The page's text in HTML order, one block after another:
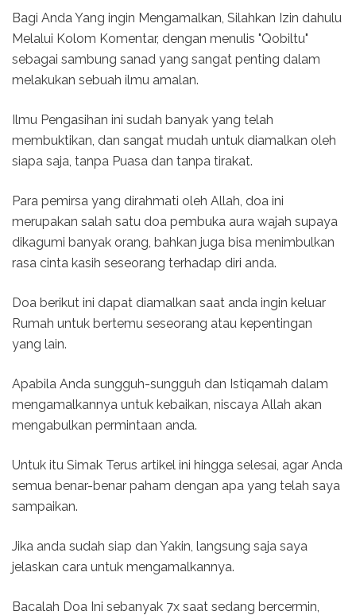
Bagi Anda Yang ingin Mengamalkan, Silahkan Izin dahulu
Melalui Kolom Komentar, dengan menulis "Qobiltu"
sebagai sambung sanad yang sangat penting dalam
melakukan sebuah ilmu amalan.
Ilmu Pengasihan ini sudah banyak yang telah
membuktikan, dan sangat mudah untuk diamalkan oleh
siapa saja, tanpa Puasa dan tanpa tirakat.
Para pemirsa yang dirahmati oleh Allah, doa ini
merupakan salah satu doa pembuka aura wajah supaya
dikagumi banyak orang, bahkan juga bisa menimbulkan
rasa cinta kasih seseorang terhadap diri anda.
Doa berikut ini dapat diamalkan saat anda ingin keluar
Rumah untuk bertemu seseorang atau kepentingan
yang lain.
Apabila Anda sungguh-sungguh dan Istiqamah dalam
mengamalkannya untuk kebaikan, niscaya Allah akan
mengabulkan permintaan anda.
Untuk itu Simak Terus artikel ini hingga selesai, agar Anda
semua benar-benar paham dengan apa yang telah saya
sampaikan.
Jika anda sudah siap dan Yakin, langsung saja saya
jelaskan cara untuk mengamalkannya.
Bacalah Doa Ini sebanyak 7x saat sedang bercermin,